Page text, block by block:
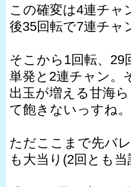
この確変は4連チャ
後35回転で7連チャ
そこから1回転、29
単発と2連チャン。
出玉が増える甘海
て飽きないっすね。
ただここまで先バ
も大当り(2回とも当